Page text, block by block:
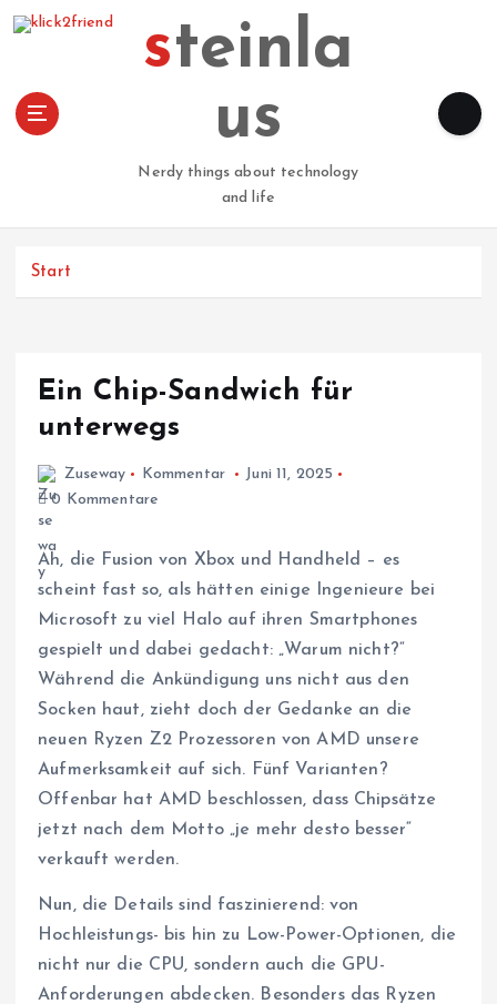
steinla
us
Nerdy things about technology
and life
Start
Ein Chip-Sandwich für
unterwegs
Zuseway Kommentar
Juni 11, 2025
0 Kommentare
Ah, die Fusion von Xbox und Handheld – es
scheint fast so, als hätten einige Ingenieure bei
Microsoft zu viel Halo auf ihren Smartphones
gespielt und dabei gedacht: „Warum nicht?“
Während die Ankündigung uns nicht aus den
Socken haut, zieht doch der Gedanke an die
neuen Ryzen Z2 Prozessoren von AMD unsere
Aufmerksamkeit auf sich. Fünf Varianten?
Offenbar hat AMD beschlossen, dass Chipsätze
jetzt nach dem Motto „je mehr desto besser“
verkauft werden.
Nun, die Details sind faszinierend: von
Hochleistungs- bis hin zu Low-Power-Optionen, die
nicht nur die CPU, sondern auch die GPU-
Anforderungen abdecken. Besonders das Ryzen